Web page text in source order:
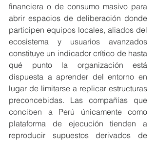
financiera o de consumo masivo para
abrir espacios de deliberación donde
participen equipos locales, aliados del
ecosistema y usuarios avanzados
constituye un indicador crítico de hasta
qué punto la organización está
dispuesta a aprender del entorno en
lugar de limitarse a replicar estructuras
preconcebidas. Las compañías que
conciben a Perú únicamente como
plataforma de ejecución tienden a
reproducir supuestos derivados de